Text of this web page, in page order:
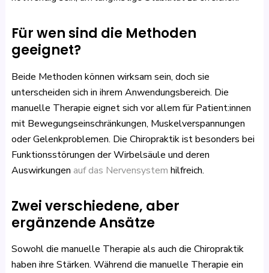
Für wen sind die Methoden
geeignet?
Beide Methoden können wirksam sein, doch sie
unterscheiden sich in ihrem Anwendungsbereich. Die
manuelle Therapie eignet sich vor allem für Patient:innen
mit Bewegungseinschränkungen, Muskelverspannungen
oder Gelenkproblemen. Die Chiropraktik ist besonders bei
Funktionsstörungen der Wirbelsäule und deren
Auswirkungen auf das Nervensystem hilfreich.
Zwei verschiedene, aber
ergänzende Ansätze
Sowohl die manuelle Therapie als auch die Chiropraktik
haben ihre Stärken. Während die manuelle Therapie ein